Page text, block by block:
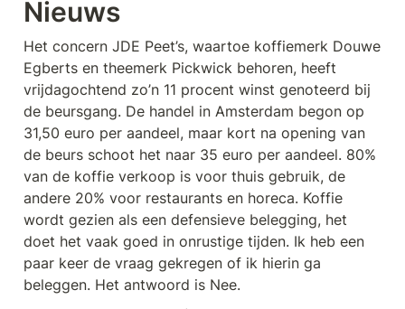
Nieuws
Het concern JDE Peet’s, waartoe koffiemerk Douwe
Egberts en theemerk Pickwick behoren, heeft
vrijdagochtend zo’n 11 procent winst genoteerd bij
de beursgang. De handel in Amsterdam begon op
31,50 euro per aandeel, maar kort na opening van
de beurs schoot het naar 35 euro per aandeel. 80%
van de koffie verkoop is voor thuis gebruik, de
andere 20% voor restaurants en horeca. Koffie
wordt gezien als een defensieve belegging, het
doet het vaak goed in onrustige tijden. Ik heb een
paar keer de vraag gekregen of ik hierin ga
beleggen. Het antwoord is Nee.